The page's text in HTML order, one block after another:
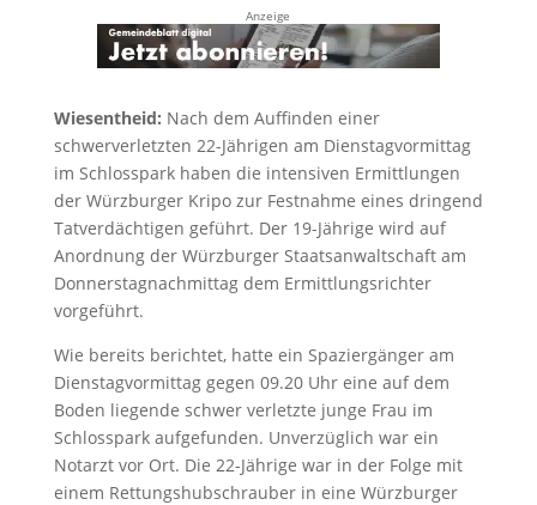
Anzeige
Wiesentheid: Nach dem Auffinden einer
schwerverletzten 22-Jährigen am Dienstagvormittag
im Schlosspark haben die intensiven Ermittlungen
der Würzburger Kripo zur Festnahme eines dringend
Tatverdächtigen geführt. Der 19-Jährige wird auf
Anordnung der Würzburger Staatsanwaltschaft am
Donnerstagnachmittag dem Ermittlungsrichter
vorgeführt.
Wie bereits berichtet, hatte ein Spaziergänger am
Dienstagvormittag gegen 09.20 Uhr eine auf dem
Boden liegende schwer verletzte junge Frau im
Schlosspark aufgefunden. Unverzüglich war ein
Notarzt vor Ort. Die 22-Jährige war in der Folge mit
einem Rettungshubschrauber in eine Würzburger